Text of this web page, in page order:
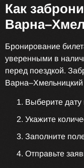
Как
Бронирование
уверенными в
перед поездкой.
Выберите дату
Укажите
Заполните
Отправьте